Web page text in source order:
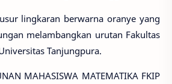
lingkaran berwarna oranye yang
melambangkan urutan Fakultas
Tanjungpura.
MAHASISWA MATEMATIKA FKIP